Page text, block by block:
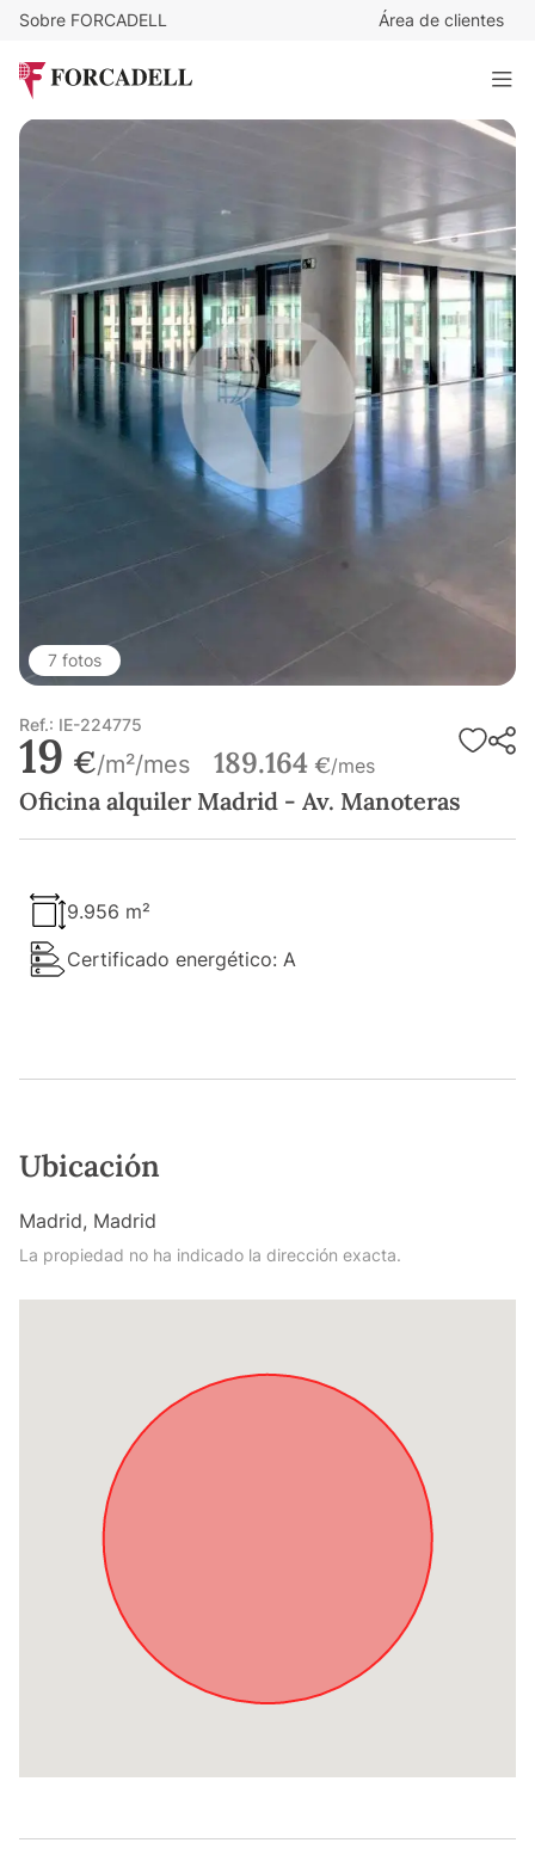
Sobre FORCADELL Área de clientes
Oficina alquiler Madrid - Av. Manoteras
9.956 m²
7 fotos
Ref.: IE-224775
19 €/m²/mes 189.164 €/mes
Oficina alquiler Madrid - Av. Manoteras
9.956 m²
Certificado energético: A
Ubicación
Madrid, Madrid
La propiedad no ha indicado la dirección exacta.